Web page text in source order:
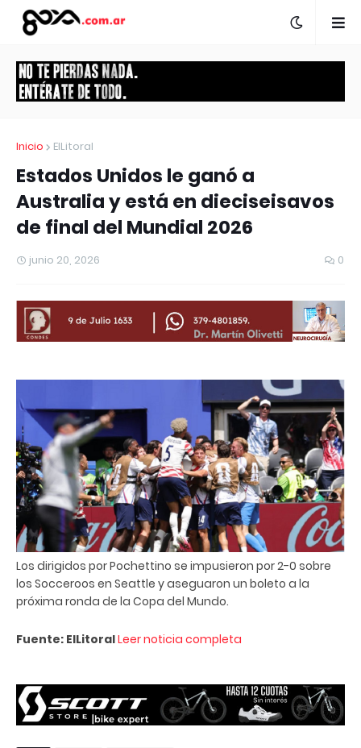
Inicio ElLitoral
Estados Unidos le ganó a
Australia y está en dieciseisavos
de final del Mundial 2026
junio 20, 2026 0
Los dirigidos por Pochettino se impusieron por 2-0 sobre
los Socceroos en Seattle y aseguaron un boleto a la
próxima ronda de la Copa del Mundo.
Fuente: ElLitoralLeer noticia completa